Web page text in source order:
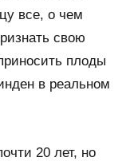
все, о чем
свою
плоды
в реальном
20 лет, но